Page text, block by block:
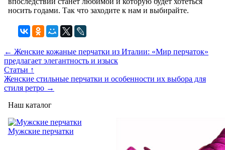
носить годами. Так что заходите к нам и выбирайте.
← Женские кожаные перчатки из Италии: «Мир перчаток»
предлагает элегантность и изыск
Статьи ↑
Женские стильные перчатки и особенности их выбора для
стиля ретро →
Наш каталог
Мужские перчатки